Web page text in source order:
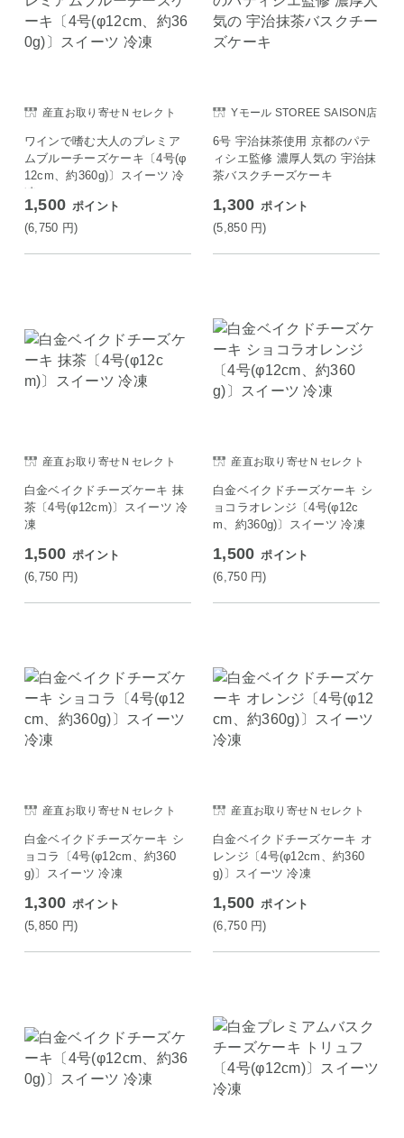
産直お取り寄せＮセレクト
ワインで嗜む大人のプレミア
ムブルーチーズケーキ〔4号(φ
12cm、約360g)〕スイーツ 冷
凍
1,500 ポイント
(6,750 円)
Yモール STOREE SAISON店
6号 宇治抹茶使用 京都のパテ
ィシエ監修 濃厚人気の 宇治抹
茶バスクチーズケーキ
1,300 ポイント
(5,850 円)
産直お取り寄せＮセレクト
白金ベイクドチーズケーキ 抹
茶〔4号(φ12cm)〕スイーツ 冷
凍
1,500 ポイント
(6,750 円)
産直お取り寄せＮセレクト
白金ベイクドチーズケーキ シ
ョコラオレンジ〔4号(φ12c
m、約360g)〕スイーツ 冷凍
1,500 ポイント
(6,750 円)
産直お取り寄せＮセレクト
白金ベイクドチーズケーキ シ
ョコラ〔4号(φ12cm、約360
g)〕スイーツ 冷凍
1,300 ポイント
(5,850 円)
産直お取り寄せＮセレクト
白金ベイクドチーズケーキ オ
レンジ〔4号(φ12cm、約360
g)〕スイーツ 冷凍
1,500 ポイント
(6,750 円)